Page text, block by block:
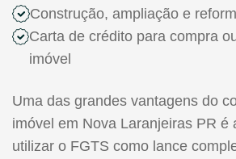
Construção, ampliação e
Carta de crédito para compra
imóvel
Uma das grandes vantagens do
imóvel em Nova Laranjeiras PR é
utilizar o FGTS como lance